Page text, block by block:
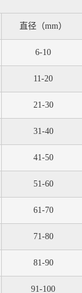
直径（mm）
6-10
11-20
21-30
31-40
41-50
51-60
61-70
71-80
81-90
91-100